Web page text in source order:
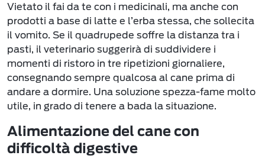
Vietato il fai da te con i medicinali, ma anche con
prodotti a base di latte e l’erba stessa, che sollecita
il vomito. Se il quadrupede soffre la distanza tra i
pasti, il veterinario suggerirà di suddividere i
momenti di ristoro in tre ripetizioni giornaliere,
consegnando sempre qualcosa al cane prima di
andare a dormire. Una soluzione spezza-fame molto
utile, in grado di tenere a bada la situazione.
Alimentazione del cane con
difficoltà digestive